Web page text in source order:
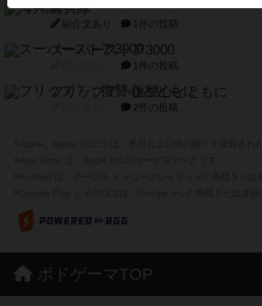
海兵隊
紹介文あり 1件の投稿
スーパーストア3000
1件の投稿
フリップ７：復讐心とともに
2件の投稿
ボドゲーマTOP